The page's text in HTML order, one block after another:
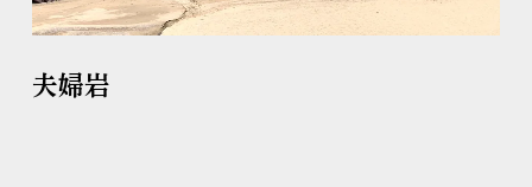
夫婦岩